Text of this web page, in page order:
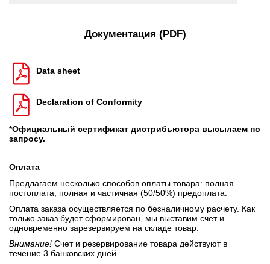
Документация (PDF)
Data sheet
Declaration of Conformity
*Официальный сертификат дистрибьютора высылаем по
запросу.
Оплата
Предлагаем несколько способов оплаты товара: полная
постоплата, полная и частичная (50/50%) предоплата.
Оплата заказа осуществляется по безналичному расчету. Как
только заказ будет сформирован, мы выставим счет и
одновременно зарезервируем на складе товар.
Внимание! Счет и резервирование товара действуют в
течение 3 банковских дней.